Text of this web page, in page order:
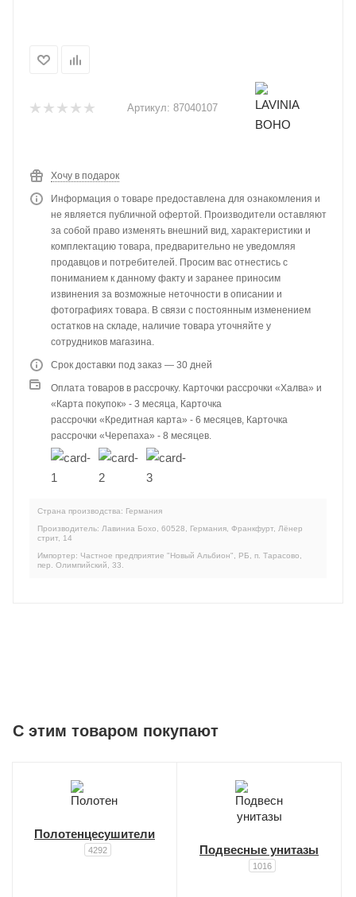
Артикул: 87040107
Хочу в подарок
Информация о товаре предоставлена для ознакомления и
не является публичной офертой. Производители оставляют
за собой право изменять внешний вид, характеристики и
комплектацию товара, предварительно не уведомляя
продавцов и потребителей. Просим вас отнестись с
пониманием к данному факту и заранее приносим
извинения за возможные неточности в описании и
фотографиях товара. В связи с постоянным изменением
остатков на складе, наличие товара уточняйте у
сотрудников магазина.
Срок доставки под заказ — 30 дней
Оплата товаров в рассрочку. Карточки рассрочки «Халва» и
«Карта покупок» - 3 месяца, Карточка
рассрочки «Кредитная карта» - 6 месяцев, Карточка
рассрочки «Черепаха» - 8 месяцев.
Страна производства: Германия
Производитель: Лавиниа Бохо, 60528, Германия, Франкфурт, Лёнер
стрит, 14
Импортер: Частное предприятие "Новый Альбион", РБ, п. Тарасово,
пер. Олимпийский, 33.
C этим товаром покупают
Полотенцесушители
4292 Подвесные унитазы
1016